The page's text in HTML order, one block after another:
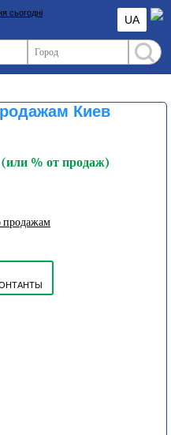
UA
Киев
% от продаж)
продажам